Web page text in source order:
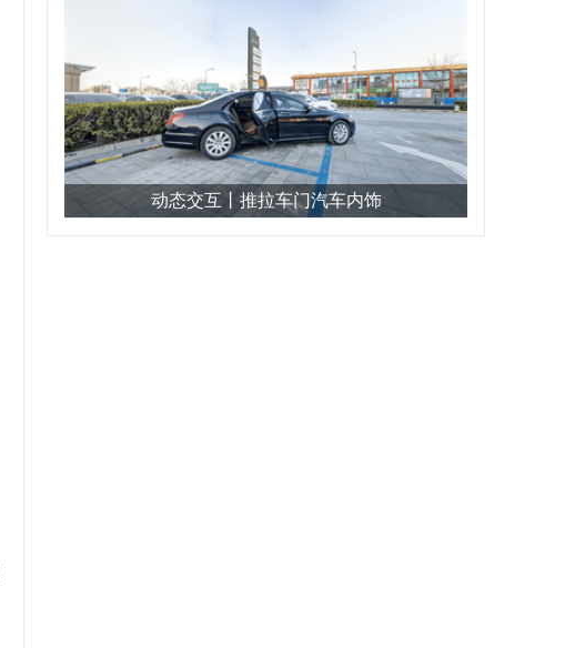
动态交互丨推拉车门汽车内饰